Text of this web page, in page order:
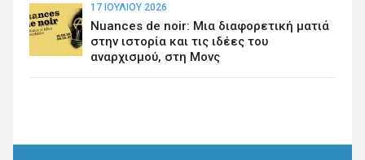
17 ΙΟΥΛΊΟΥ 2026
Nuances de noir: Μια διαφορετική ματιά
στην ιστορία και τις ιδέες του
αναρχισμού, στη Μονς